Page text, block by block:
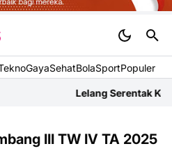
GayaSehatBolaSportPopuler
Serentak Kejaksaan RI 2026,
III TW IV TA 2025